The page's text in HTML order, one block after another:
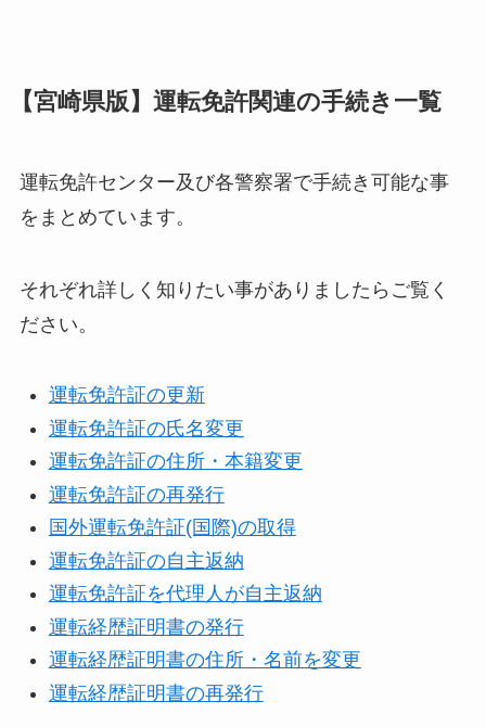
【宮崎県版】運転免許関連の手続き一覧
運転免許センター及び各警察署で手続き可能な事
をまとめています。
それぞれ詳しく知りたい事がありましたらご覧く
ださい。
運転免許証の更新
運転免許証の氏名変更
運転免許証の住所・本籍変更
運転免許証の再発行
国外運転免許証(国際)の取得
運転免許証の自主返納
運転免許証を代理人が自主返納
運転経歴証明書の発行
運転経歴証明書の住所・名前を変更
運転経歴証明書の再発行